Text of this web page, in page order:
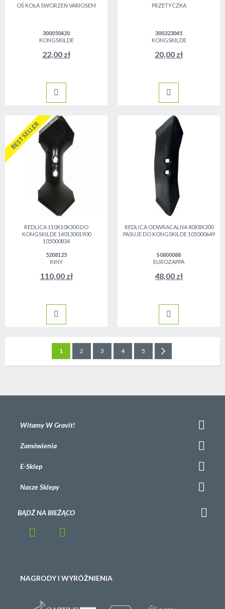
OŚ KOŁA SWORZEŃ VARIOSEM
300050420
KONGSKILDE
22,00 zł
PRZETYCZKA
300323045
KONGSKILDE
20,00 zł
BESTSELLER
REDLICA 110X10X300 DO
KONGSKILDE 14013001900
105000834
5208125
INNY
110,00 zł
REDLICA ODWRACALNA 80X8X300
PASUJE DO KONGSKILDE 105000649
S0800088
EUROZAPPA
48,00 zł
Strona
Aktualnie czytasz stronę
1 Strona
2 Strona
3 Strona
4 Strona
5
Witamy W Gravit!
Zamówienia
E-Sklep
Nasze Sklepy
BĄDŹ NA BIEŻĄCO
NAGRODY I WYRÓŻNIENIA